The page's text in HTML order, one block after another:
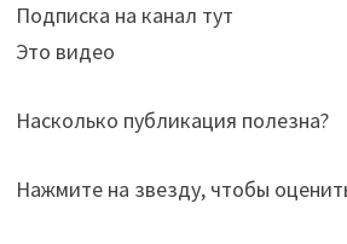
Подписка на канал тут
Это видео
Насколько публикация полезна?
Нажмите на звезду, чтобы